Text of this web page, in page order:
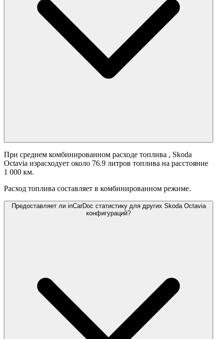
При среднем комбинированном расходе топлива , Skoda
Octavia израсходует около 76.9 литров топлива на расстояние
1 000 км.
Расход топлива составляет в комбинированном режиме.
Предоставляет ли inCarDoc статистику для других Skoda Octavia
конфигураций?